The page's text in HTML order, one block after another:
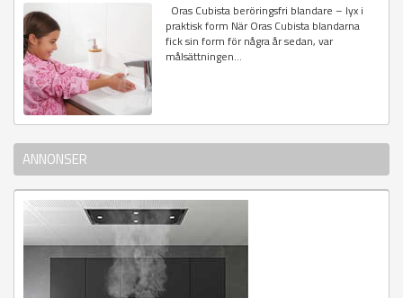
Oras Cubista beröringsfri blandare – lyx i
praktisk form När Oras Cubista blandarna
fick sin form för några år sedan, var
målsättningen...
ANNONSER